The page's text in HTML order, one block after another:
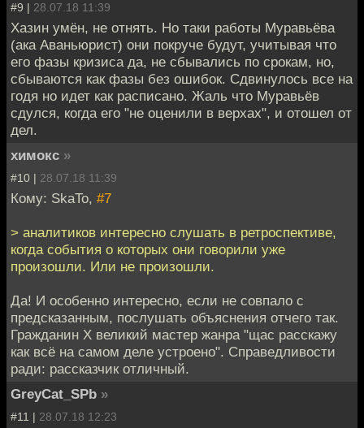
#9 | 28.07.18 11:39
Хазин умён, не отнять. Но таки работы Муравьёва
(ака Аваньюрист) они покруче будут, учитывая что
его фазы кризиса да, не сбывались по срокам, но,
сбываются как фазы без ошибок. Сдвинулось все на
годя но идет как расписано. Жаль что Муравьёв
сдулся, когда его "не оценили в верхах", и отошел от
дел.
химокс »
#10 | 28.07.18 11:39
Кому: SkaTo, #7
> аналитиков интересно слушать в ретроспективе,
когда события о которых они говорили уже
произошли. Или не произошли.
Да! И особенно интересно, если не совпало с
предсказанным, послушать объяснения отчего так.
Гражданин Х великий мастер жанра "щас расскажу
как всё на самом деле устроено". Справедливости
ради: рассказчик отличный.
GreyCat_SPb »
#11 | 28.07.18 12:23